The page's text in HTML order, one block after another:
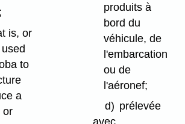
is, or
to
a
or
produits à
bord du
véhicule, de
l'embarcation
ou de
l'aéronef;
d) prélevée